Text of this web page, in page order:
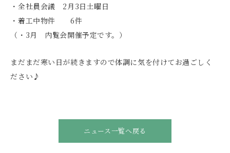
・全社員会議 2月3日土曜日
・着工中物件 6件
（・3月 内覧会開催予定です。）
まだまだ寒い日が続きますので体調に気を付けてお過ごしく
ださい♪
ニュース一覧へ戻る